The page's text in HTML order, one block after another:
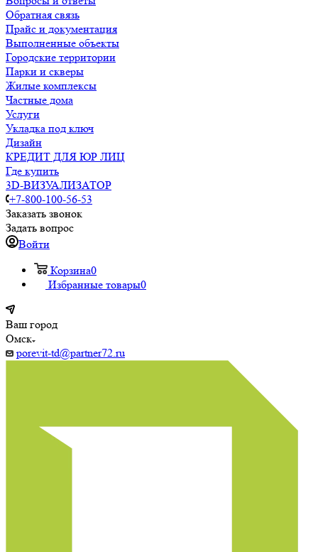
Обратная связь
Прайс и документация
Выполненные объекты
Городские территории
Парки и скверы
Жилые комплексы
Частные дома
Услуги
Укладка под ключ
Дизайн
КРЕДИТ ДЛЯ ЮР ЛИЦ
Где купить
3D-ВИЗУАЛИЗАТОР
+7-800-100-56-53
Заказать звонок
Задать вопрос
Войти
Корзина0
Избранные товары0
Ваш город
Омск
porevit-td@partner72.ru